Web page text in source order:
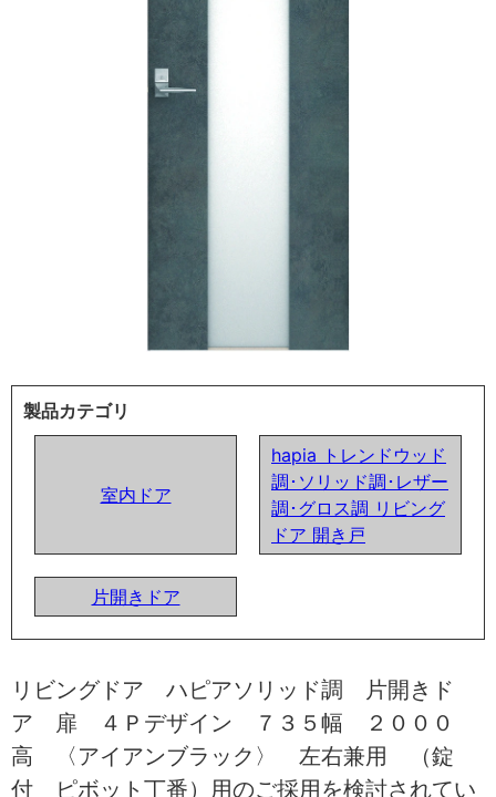
製品カテゴリ
室内ドア
hapia トレンドウッド
調･ソリッド調･レザー
調･グロス調 リビング
ドア 開き戸
片開きドア
リビングドア ハピアソリッド調 片開きド
ア 扉 ４Ｐデザイン ７３５幅 ２０００
高 〈アイアンブラック〉 左右兼用 （錠
付 ピボット丁番）用のご採用を検討されてい